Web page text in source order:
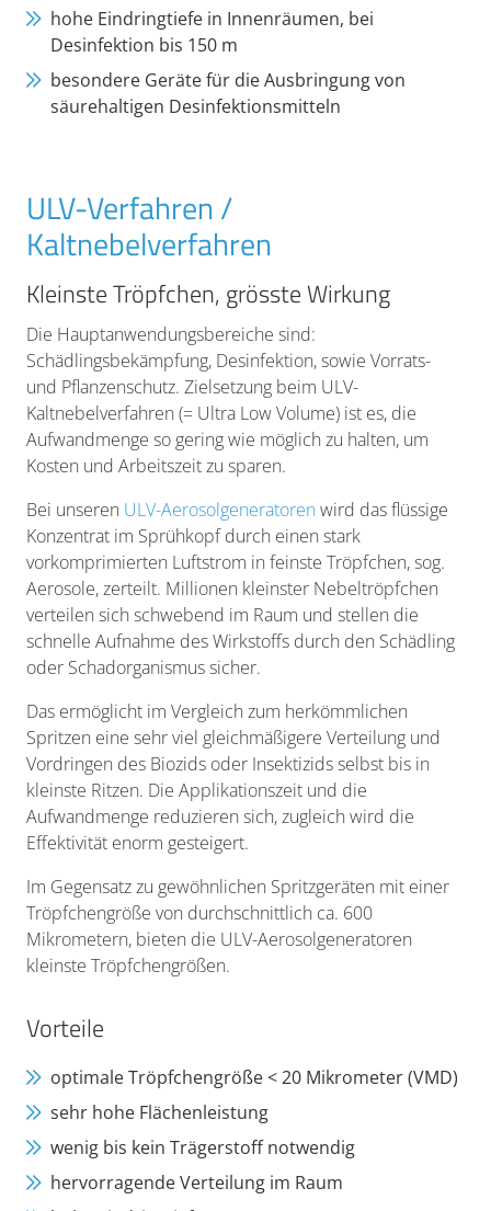
hohe Eindringtiefe in Innenräumen, bei
Desinfektion bis 150 m
besondere Geräte für die Ausbringung von
säurehaltigen Desinfektionsmitteln
ULV-Verfahren /
Kaltnebelverfahren
Kleinste Tröpfchen, grösste Wirkung
Die Hauptanwendungsbereiche sind:
Schädlingsbekämpfung, Desinfektion, sowie Vorrats-
und Pflanzenschutz. Zielsetzung beim ULV-
Kaltnebelverfahren (= Ultra Low Volume) ist es, die
Aufwandmenge so gering wie möglich zu halten, um
Kosten und Arbeitszeit zu sparen.
Bei unseren ULV-Aerosolgeneratoren wird das flüssige
Konzentrat im Sprühkopf durch einen stark
vorkomprimierten Luftstrom in feinste Tröpfchen, sog.
Aerosole, zerteilt. Millionen kleinster Nebeltröpfchen
verteilen sich schwebend im Raum und stellen die
schnelle Aufnahme des Wirkstoffs durch den Schädling
oder Schadorganismus sicher.
Das ermöglicht im Vergleich zum herkömmlichen
Spritzen eine sehr viel gleichmäßigere Verteilung und
Vordringen des Biozids oder Insektizids selbst bis in
kleinste Ritzen. Die Applikationszeit und die
Aufwandmenge reduzieren sich, zugleich wird die
Effektivität enorm gesteigert.
Im Gegensatz zu gewöhnlichen Spritzgeräten mit einer
Tröpfchengröße von durchschnittlich ca. 600
Mikrometern, bieten die ULV-Aerosolgeneratoren
kleinste Tröpfchengrößen.
Vorteile
optimale Tröpfchengröße < 20 Mikrometer (VMD)
sehr hohe Flächenleistung
wenig bis kein Trägerstoff notwendig
hervorragende Verteilung im Raum